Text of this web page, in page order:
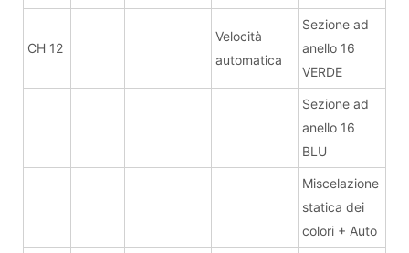
CH 12
Velocità
automatica
Sezione ad
anello 16
VERDE
Sezione ad
anello 16
BLU
Miscelazione
statica dei
colori + Auto